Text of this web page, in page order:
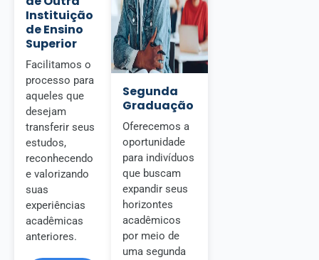
Instituição
de Ensino
Superior
Facilitamos o
processo para
aqueles que
desejam
transferir seus
estudos,
reconhecendo
e valorizando
suas
experiências
acadêmicas
anteriores.
Segunda
Graduação
Oferecemos a
oportunidade
para indivíduos
que buscam
expandir seus
horizontes
acadêmicos
por meio de
uma segunda